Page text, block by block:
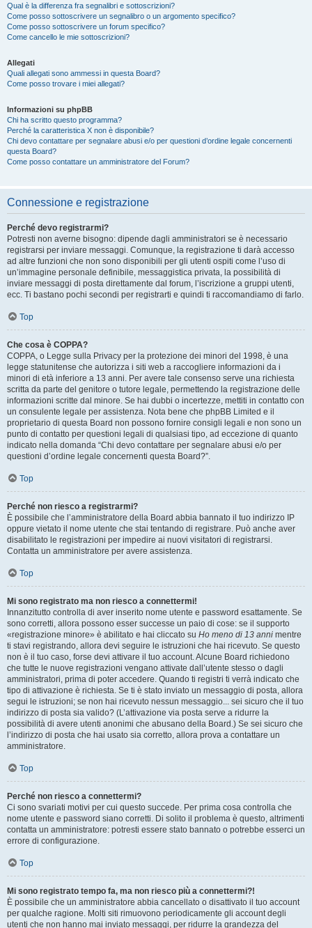
Qual è la differenza fra segnalibri e sottoscrizioni?
Come posso sottoscrivere un segnalibro o un argomento specifico?
Come posso sottoscrivere un forum specifico?
Come cancello le mie sottoscrizioni?
Allegati
Quali allegati sono ammessi in questa Board?
Come posso trovare i miei allegati?
Informazioni su phpBB
Chi ha scritto questo programma?
Perché la caratteristica X non è disponibile?
Chi devo contattare per segnalare abusi e/o per questioni d’ordine legale concernenti
questa Board?
Come posso contattare un amministratore del Forum?
Connessione e registrazione
Perché devo registrarmi?
Potresti non averne bisogno: dipende dagli amministratori se è necessario
registrarsi per inviare messaggi. Comunque, la registrazione ti darà accesso
ad altre funzioni che non sono disponibili per gli utenti ospiti come l’uso di
un’immagine personale definibile, messaggistica privata, la possibilità di
inviare messaggi di posta direttamente dal forum, l’iscrizione a gruppi utenti,
ecc. Ti bastano pochi secondi per registrarti e quindi ti raccomandiamo di farlo.
Top
Che cosa è COPPA?
COPPA, o Legge sulla Privacy per la protezione dei minori del 1998, è una
legge statunitense che autorizza i siti web a raccogliere informazioni da i
minori di età inferiore a 13 anni. Per avere tale consenso serve una richiesta
scritta da parte del genitore o tutore legale, permettendo la registrazione delle
informazioni scritte dal minore. Se hai dubbi o incertezze, mettiti in contatto con
un consulente legale per assistenza. Nota bene che phpBB Limited e il
proprietario di questa Board non possono fornire consigli legali e non sono un
punto di contatto per questioni legali di qualsiasi tipo, ad eccezione di quanto
indicato nella domanda “Chi devo contattare per segnalare abusi e/o per
questioni d’ordine legale concernenti questa Board?”.
Top
Perché non riesco a registrarmi?
È possibile che l’amministratore della Board abbia bannato il tuo indirizzo IP
oppure vietato il nome utente che stai tentando di registrare. Può anche aver
disabilitato le registrazioni per impedire ai nuovi visitatori di registrarsi.
Contatta un amministratore per avere assistenza.
Top
Mi sono registrato ma non riesco a connettermi!
Innanzitutto controlla di aver inserito nome utente e password esattamente. Se
sono corretti, allora possono esser successe un paio di cose: se il supporto
«registrazione minore» è abilitato e hai cliccato su Ho meno di 13 anni mentre
ti stavi registrando, allora devi seguire le istruzioni che hai ricevuto. Se questo
non è il tuo caso, forse devi attivare il tuo account. Alcune Board richiedono
che tutte le nuove registrazioni vengano attivate dall’utente stesso o dagli
amministratori, prima di poter accedere. Quando ti registri ti verrà indicato che
tipo di attivazione è richiesta. Se ti è stato inviato un messaggio di posta, allora
segui le istruzioni; se non hai ricevuto nessun messaggio... sei sicuro che il tuo
indirizzo di posta sia valido? (L’attivazione via posta serve a ridurre la
possibilità di avere utenti anonimi che abusano della Board.) Se sei sicuro che
l’indirizzo di posta che hai usato sia corretto, allora prova a contattare un
amministratore.
Top
Perché non riesco a connettermi?
Ci sono svariati motivi per cui questo succede. Per prima cosa controlla che
nome utente e password siano corretti. Di solito il problema è questo, altrimenti
contatta un amministratore: potresti essere stato bannato o potrebbe esserci un
errore di configurazione.
Top
Mi sono registrato tempo fa, ma non riesco più a connettermi?!
È possibile che un amministratore abbia cancellato o disattivato il tuo account
per qualche ragione. Molti siti rimuovono periodicamente gli account degli
utenti che non hanno mai inviato messaggi, per ridurre la grandezza del